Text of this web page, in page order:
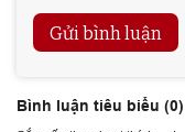
Gửi bình luận
Bình luận tiêu biểu (0)